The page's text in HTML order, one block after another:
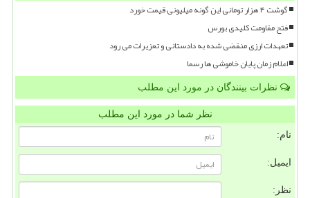
گوشت ۴ هزار تومانی این گونه میلیونی قیمت خورد
فتح مقاومت کلیدی بورس
تعهدات ارزی منقضی شده به دادستانی و تعزیرات می رود
اعلام زمان پایان خاموشی ها رسما
نظرات بینندگان در مورد این مطلب
نظر شما در مورد این مطلب
نام:
ایمیل:
نظر: